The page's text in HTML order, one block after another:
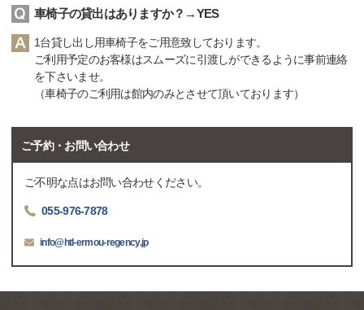
車椅子の貸出はありますか？→YES
1台貸し出し用車椅子をご用意致しております。
ご利用予定のお客様はスムーズに引渡しができるように事前連絡
を下さいませ。
（車椅子のご利用は館内のみとさせて頂いております）
ご予約・お問い合わせ
ご不明な点はお問い合わせください。
055-976-7878
info@htl-ermou-regency.jp